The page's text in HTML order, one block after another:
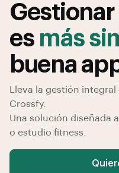
es más
buena
Lleva la gestión
Crossfy.
Una solución diseñada
o estudio fitness.